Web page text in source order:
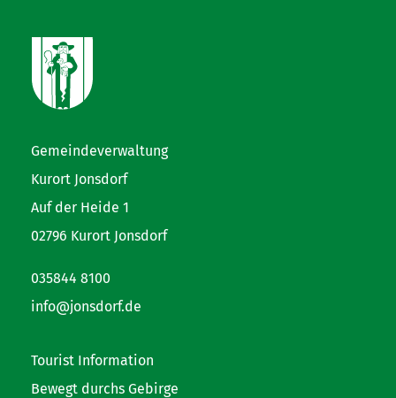
Gemeindeverwaltung
Kurort Jonsdorf
Auf der Heide 1
02796 Kurort Jonsdorf
035844 8100
info@jonsdorf.de
Tourist Information
Bewegt durchs Gebirge